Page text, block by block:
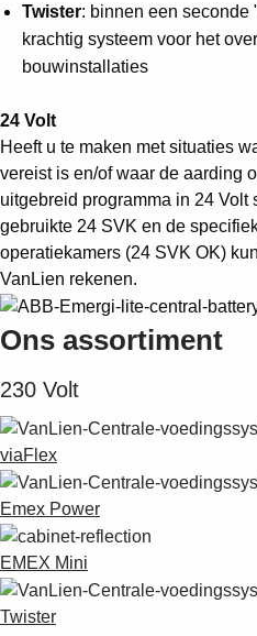
Suggestions
Products
See more products
Shopping list preview
0
Twister: binnen een seconde
krachtig systeem voor het
bouwinstallaties
24 Volt
Heeft u te maken met situaties
vereist is en/of waar de aarding
uitgebreid programma in 24 Volt
gebruikte 24 SVK en de
operatiekamers (24 SVK OK)
VanLien rekenen.
Ons assortiment
230 Volt
viaFlex
Emex Power
EMEX Mini
Twister